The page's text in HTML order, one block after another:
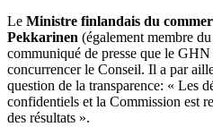
Le Ministre finlandais du
Pekkarinen (également membre
communiqué de presse que le GHN
concurrencer le Conseil. Il a par
question de la transparence: « Les
confidentiels et la Commission est
des résultats ».